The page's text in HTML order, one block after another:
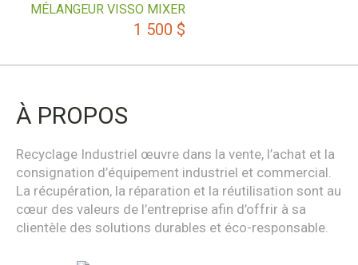
MÉLANGEUR VISSO MIXER
1 500 $
À PROPOS
Recyclage Industriel œuvre dans la vente, l’achat et la
consignation d’équipement industriel et commercial.
La récupération, la réparation et la réutilisation sont au
cœur des valeurs de l’entreprise afin d’offrir à sa
clientèle des solutions durables et éco-responsable.